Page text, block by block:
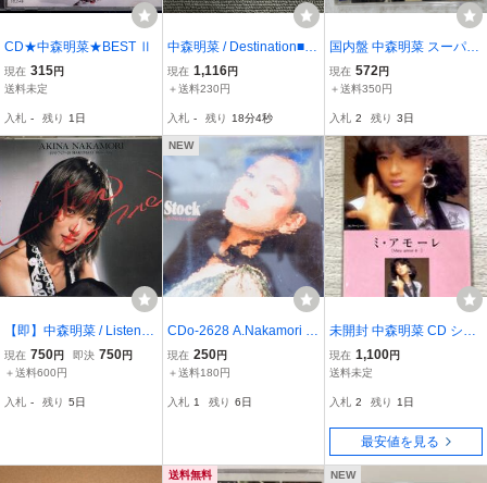
CD★中森明菜★BEST Ⅱ
現在 315円
送料未定
入札 - 残り 1日
中森明菜 / Destination■型
番:UMCK-1209■AZ-2422
現在 1,116円
＋送料230円
入札 - 残り 18分3秒
国内盤 中森明菜 スーパー
ベスト UNIVERSAL MVC
H29013 1CD □
現在 572 円
＋送料350円
入札 2 残り 3日
【即】中森明菜 / Listen to
Me-1991.7.27-28 MAKU
HARI Messe Live-・・・
現在 750円 即決 750円
＋送料600円
入札 - 残り 5日
NEW
CDo-2628 A.Nakamori /
Stock
現在 250円
＋送料180円
入札 1 残り 6日
未開封 中森明菜 CD シン
グル 8cm ミ・アモーレ M
eu amor e ロンリー・ジ
現在 1,100円
送料未定
入札 2 残り 1日
最安値を見る
送料無料 NEW